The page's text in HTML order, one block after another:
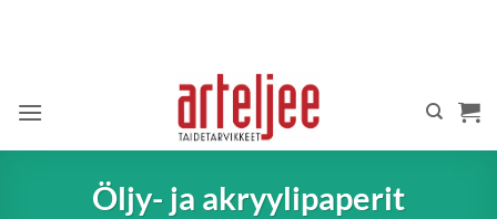
Öljy- ja akryylipaperit